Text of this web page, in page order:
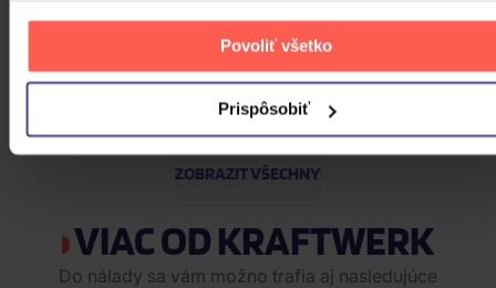
Povoliť všetko
Prispôsobiť
Blackpink: Born Pink (BOX, Pink
Version)
31,30 €
ZOBRAZIT VŠECHNY
VIAC OD KRAFTWERK
Do nálady sa vám možno trafia aj nasledujúce